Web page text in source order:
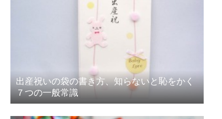
出産祝いの袋の書き方、知らないと恥をかく
７つの一般常識